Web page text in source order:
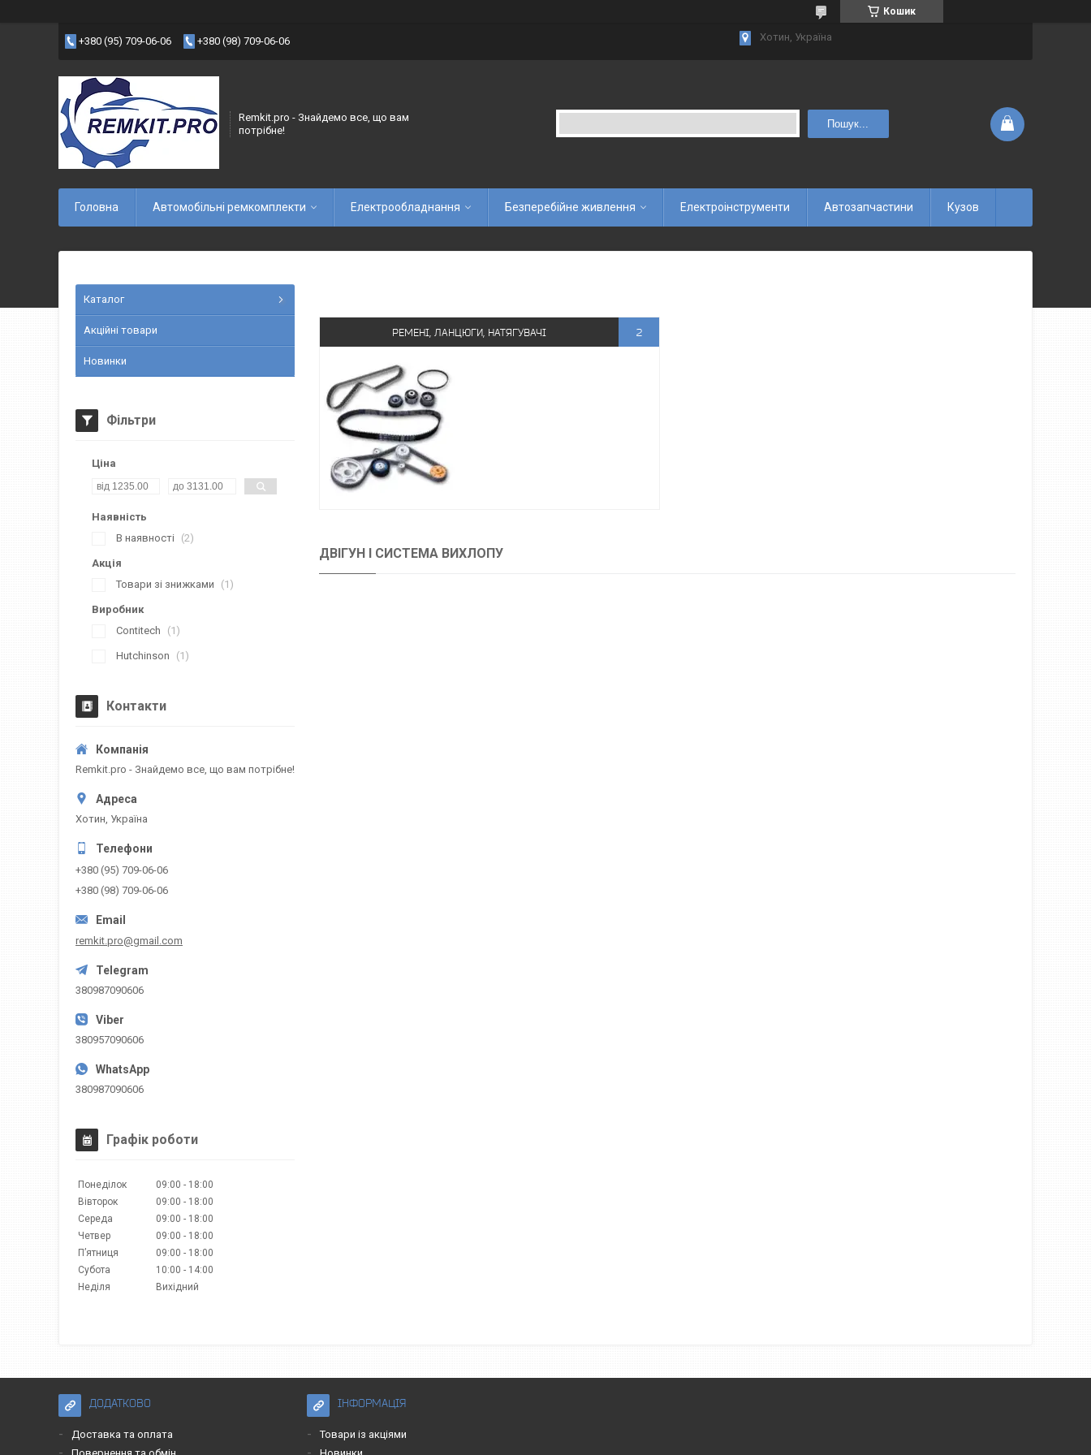
Кошик
+380 (95) 709-06-06 +380 (98) 709-06-06 Хотин, Україна
Remkit.pro - Знайдемо все, що вам
потрібне!
Пошук...
Головна Автомобільні ремкомплекти Електрообладнання Безперебійне живлення Електроінструменти Автозапчастини Кузов
РЕМЕНІ, ЛАНЦЮГИ, НАТЯГУВАЧІ 2
ДВІГУН І СИСТЕМА ВИХЛОПУ
Каталог
Акційні товари
Новинки
Фільтри
Ціна
Наявність
В наявності
2
Акція
Товари зі знижками
1
Виробник
Contitech
1
Hutchinson 1
Контакти
Remkit.pro - Знайдемо все, що вам потрібне!
Хотин, Україна
+380 (95) 709-06-06
+380 (98) 709-06-06
remkit.pro@gmail.com
380987090606
380957090606
380987090606
Графік роботи
Понеділок 09:00
18:00
Вівторок
09:00
18:00
Середа
09:00
18:00
Четвер
09:00
18:00
Пʼятниця
09:00
18:00
Субота
10:00
14:00
Неділя
Вихідний
ДОДАТКОВО
Доставка та оплата
ІНФОРМАЦІЯ
Товари із акціями